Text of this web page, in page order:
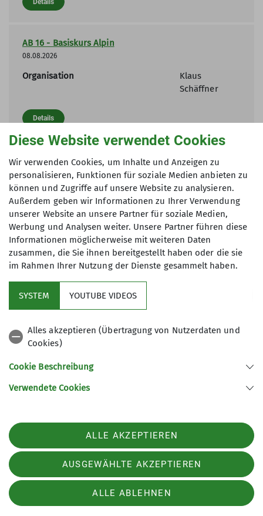
Details
AB 16 - Basiskurs Alpin
08.08.2026
Organisation
Klaus
Schäffner
Details
MTB 0 - Monats-MTB-Tour
08.08.2026
Organisation Norbert Jahn
JDAV 13 - Grimsel dich glücklich!
Organisation
Details
RT 0 - E-(Street)Bike-Touren in der Metropolregion
02.08.2026
BW 03 - (Gipfel-)Touren in den Stubaier Alpen
Diese Website verwendet Cookies
Wir verwenden Cookies, um Inhalte und Anzeigen zu
personalisieren, Funktionen für soziale Medien anbieten zu
können und Zugriffe auf unsere Website zu analysieren.
Außerdem geben wir Informationen zu Ihrer Verwendung
unserer Website an unsere Partner für soziale Medien,
Werbung und Analysen weiter. Unsere Partner führen diese
Informationen möglicherweise mit weiteren Daten
zusammen, die Sie ihnen bereitgestellt haben oder die sie
im Rahmen Ihrer Nutzung der Dienste gesammelt haben.
SYSTEM YOUTUBE VIDEOS
Alles akzeptieren (Übertragung von Nutzerdaten und
Cookies)
Cookie Beschreibung
Verwendete Cookies
ALLE AKZEPTIEREN
AUSGEWÄHLTE AKZEPTIEREN
ALLE ABLEHNEN